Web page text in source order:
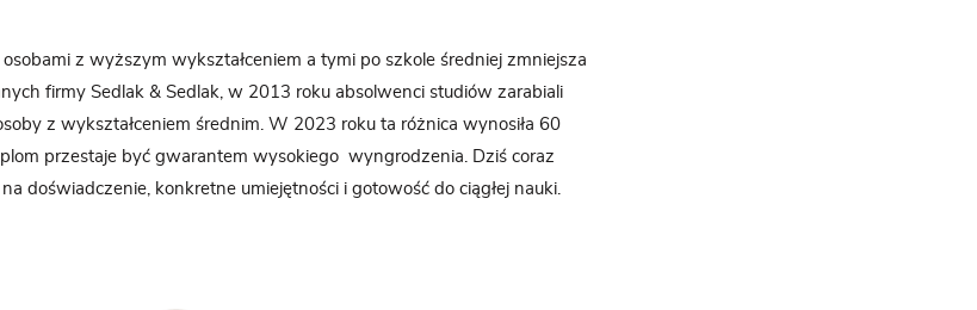
z wyższym wykształceniem a tymi po szkole średniej zmniejsza
firmy Sedlak & Sedlak, w 2013 roku absolwenci studiów zarabiali
z wykształceniem średnim. W 2023 roku ta różnica wynosiła 60
przestaje być gwarantem wysokiego wyngrodzenia. Dziś coraz
doświadczenie, konkretne umiejętności i gotowość do ciągłej nauki.